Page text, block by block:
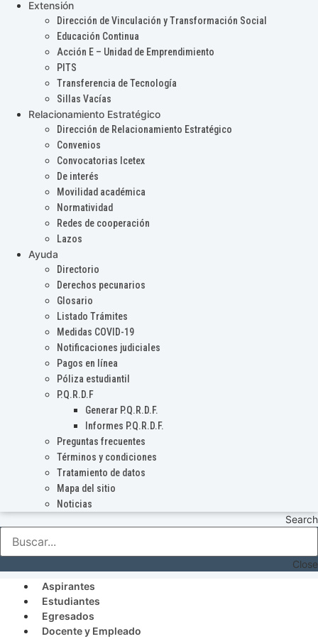
Extensión
Dirección de Vinculación y Transformación Social
Educación Continua
Acción E – Unidad de Emprendimiento
PITS
Transferencia de Tecnología
Sillas Vacías
Relacionamiento Estratégico
Dirección de Relacionamiento Estratégico
Convenios
Convocatorias Icetex
De interés
Movilidad académica
Normatividad
Redes de cooperación
Lazos
Ayuda
Directorio
Derechos pecunarios
Glosario
Listado Trámites
Medidas COVID-19
Notificaciones judiciales
Pagos en línea
Póliza estudiantil
P.Q.R.D.F
Generar P.Q.R.D.F.
Informes P.Q.R.D.F.
Preguntas frecuentes
Términos y condiciones
Tratamiento de datos
Mapa del sitio
Noticias
Search
Close
Aspirantes
Estudiantes
Egresados
Docente y Empleado